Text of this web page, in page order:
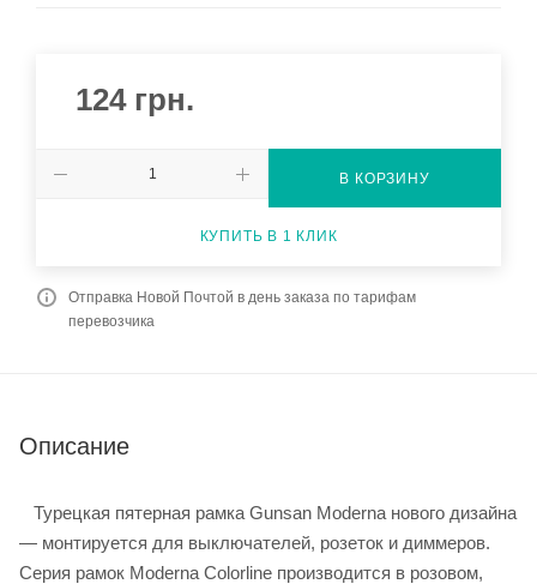
124грн.
В КОРЗИНУ
КУПИТЬ В 1 КЛИК
Отправка Новой Почтой в день заказа по тарифам
перевозчика
Описание
Турецкая пятерная рамка Gunsan Moderna нового дизайна
― монтируется для выключателей, розеток и диммеров.
Серия рамок Moderna Colorline производится в розовом,